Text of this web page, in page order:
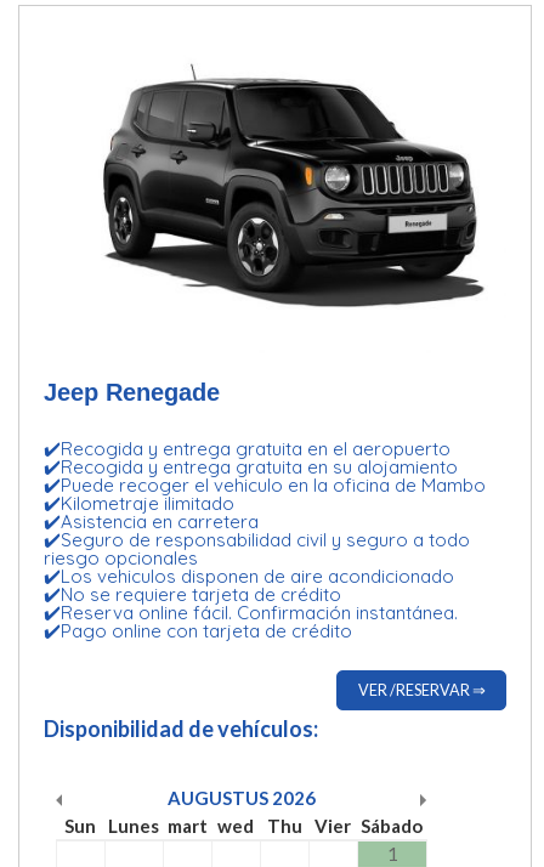
Jeep Renegade
✔️Recogida y entrega gratuita en el aeropuerto
✔️Recogida y entrega gratuita en su alojamiento
✔️Puede recoger el vehiculo en la oficina de Mambo
✔️Kilometraje ilimitado
✔️Asistencia en carretera
✔️Seguro de responsabilidad civil y seguro a todo
riesgo opcionales
✔️Los vehiculos disponen de aire acondicionado
✔️No se requiere tarjeta de crédito
✔️Reserva online fácil. Confirmación instantánea.
✔️Pago online con tarjeta de crédito
VER /RESERVAR ⇒
Disponibilidad de vehículos:
AUGUSTUS 2026
Sun
Lunes mart wed Thu Vier Sábado
1